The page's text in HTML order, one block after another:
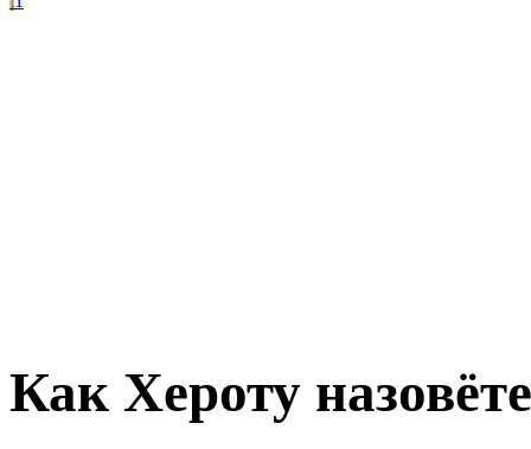
Как Хероту